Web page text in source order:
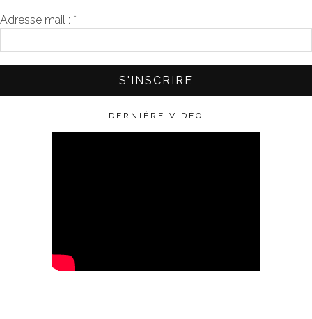
Adresse mail : *
DERNIÈRE VIDÉO